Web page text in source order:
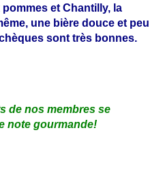
et Chantilly, la
une bière douce et peu
sont très bonnes.
de nos membres se
note gourmande!